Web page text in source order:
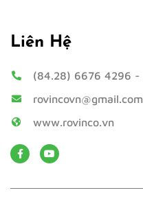
Liên Hệ
(84.28) 6676 4296 -
rovincovn@gmail.com
www.rovinco.vn